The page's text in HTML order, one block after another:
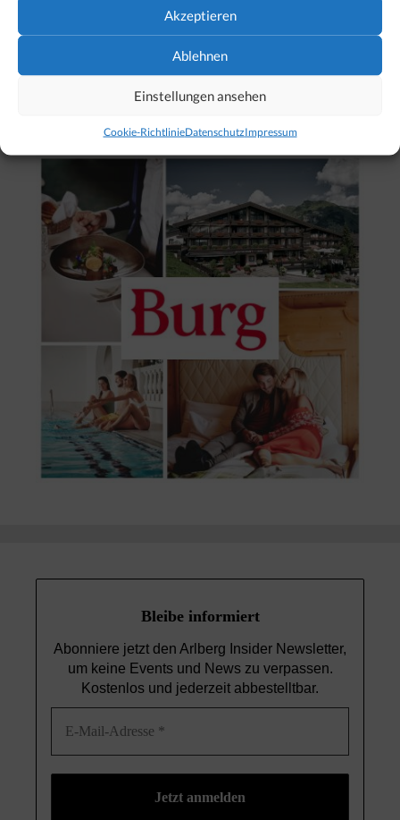
Akzeptieren
Ablehnen
Einstellungen ansehen
Cookie-RichtlinieDatenschutzImpressum
Bleibe informiert
Abonniere jetzt den Arlberg Insider Newsletter,
um keine Events und Newszu verpassen.
Kostenlos und jederzeit abbestelltbar.